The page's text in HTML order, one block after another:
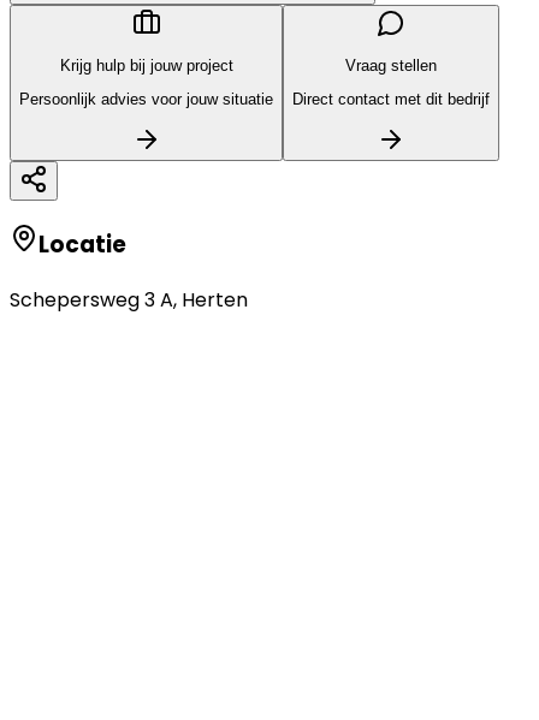
Krijg hulp bij jouw project
Persoonlijk advies voor jouw situatie
Vraag stellen
Direct contact met dit bedrijf
Locatie
Schepersweg 3 A, Herten